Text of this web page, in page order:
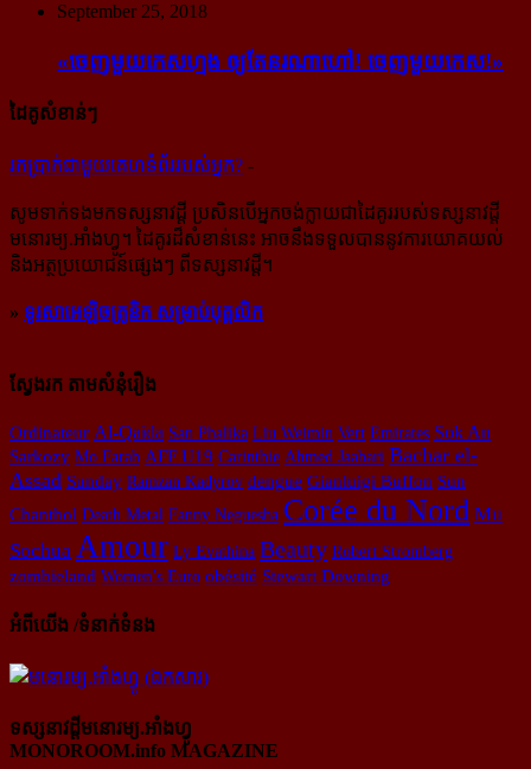
September 25, 2018
«ចេញ​មួយ​កេស​ហ្មង ឲ្យ​តែ​នរណា​ហៅ! ចេញ​មួយ​កេស!»
ដៃគូសំខាន់ៗ
រក​​ប្រាក់​​ជា​​មួយ​​គេហទំព័រ​​របស់​​អ្នក? -
សូម​ទាក់ទង​មក​ទស្សនាវដ្ដី ប្រសិន​បើ​អ្នក​ចង់​ក្លាយ​ជា​ដៃគូរ​របស់​ទស្សនាវដ្ដី​
មនោរម្យ.អាំងហ្វូ។ ដៃ​គូរ​ដ៏​សំខាន់​នេះ អាច​នឹង​ទទួល​បាន​នូវ​ការ​យោគយល់
និង​អត្ថ​ប្រយោជន៍​ផ្សេងៗ ពីទស្សនាវដ្ដី។
» ទូរសាអេឡិចត្រូនិក សម្រាប់បុគ្គលិក
ស្វែងរក តាមសំនុំរឿង
Ordinateur Al-Qaïda San Phalika Liu Weimin Vert Emirates Sok An
Sarkozy Mo Farah AFF U19 Carinthie Ahmed Jaabari Bachar el-
Assad Sunday Ramzan Kadyrov dengue Gianluigi Buffon Sun
Chanthol Death Metal Fanny Neguesha Corée du Nord Mu
Sochua Amour Ly Evathina Beauty Robert Stromberg
zombieland Women’s Euro obésité Stewart Downing
អំពីយើង /ទំនាក់ទំនង
ទស្សនាវដ្ដីមនោរម្យ.អាំងហ្វូ
MONOROOM.info MAGAZINE